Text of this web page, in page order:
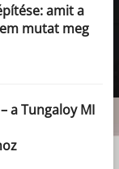
amit a
mutat meg
a Tungaloy MI